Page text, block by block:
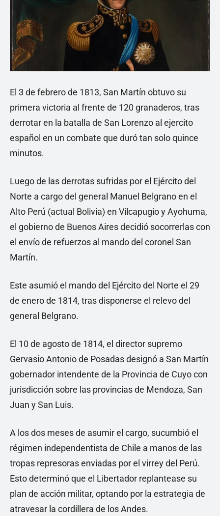
El 3 de febrero de 1813, San Martín obtuvo su
primera victoria al frente de 120 granaderos, tras
derrotar en la batalla de San Lorenzo al ejercito
español en un combate que duró tan solo quince
minutos.
Luego de las derrotas sufridas por el Ejército del
Norte a cargo del general Manuel Belgrano en el
Alto Perú (actual Bolivia) en Vilcapugio y Ayohuma,
el gobierno de Buenos Aires decidió socorrerlas con
el envío de refuerzos al mando del coronel San
Martín.
Este asumió el mando del Ejército del Norte el 29
de enero de 1814, tras disponerse el relevo del
general Belgrano.
El 10 de agosto de 1814, el director supremo
Gervasio Antonio de Posadas designó a San Martín
gobernador intendente de la Provincia de Cuyo con
jurisdicción sobre las provincias de Mendoza, San
Juan y San Luis.
A los dos meses de asumir el cargo, sucumbió el
régimen independentista de Chile a manos de las
tropas represoras enviadas por el virrey del Perú.
Esto determinó que el Libertador replantease su
plan de acción militar, optando por la estrategia de
atravesar la cordillera de los Andes.